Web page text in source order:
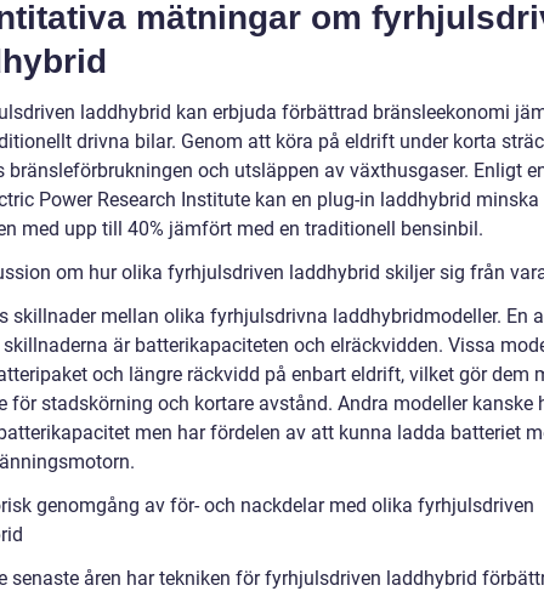
mätningar om
laddhybrid kan erbjuda förbättrad bränsleekonomi
drivna bilar. Genom att köra på eldrift under korta
bränsleförbrukningen och utsläppen av växthusgaser. Enligt
Power Research Institute kan en plug-in laddhybrid minska
med upp till 40% jämfört med en traditionell bensinbil.
om hur olika fyrhjulsdriven laddhybrid skiljer sig från
skillnader mellan olika fyrhjulsdrivna laddhybridmodeller. En
är batterikapaciteten och elräckvidden. Vissa
och längre räckvidd på enbart eldrift, vilket gör dem
för stadskörning och kortare avstånd. Andra modeller kanske
men har fördelen av att kunna ladda batteriet
genomgång av för- och nackdelar med olika fyrhjulsdriven
senaste åren har tekniken för fyrhjulsdriven laddhybrid